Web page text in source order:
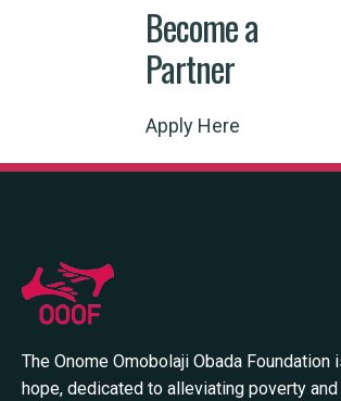
Become a
Partner
Apply Here
The Onome Omobolaji Obada Foundation
hope, dedicated to alleviating poverty